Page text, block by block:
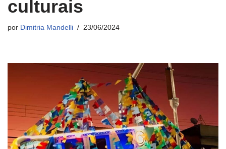
culturais
por Dimitria Mandelli 23/06/2024